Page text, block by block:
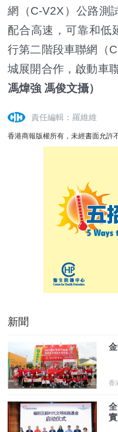
網（C-V2X）公路測
配合高速，可靠和低
行第二階段車聯網（
城展開合作，啟動車
馮煒強 馮俊文攝）
責任編輯：羅維維
香港商報版權所有，未經書面允許
新聞
香
全國首